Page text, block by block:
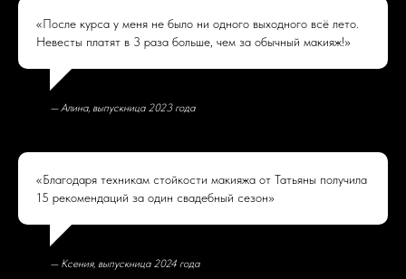
«После курса у меня не было ни одного выходного всё лето.
Невесты платят в 3 раза больше, чем за обычный макияж!»
— Алина, выпускница 2023 года
«Благодаря техникам стойкости макияжа от Татьяны получила
15 рекомендаций за один свадебный сезон»
— Ксения, выпускница 2024 года